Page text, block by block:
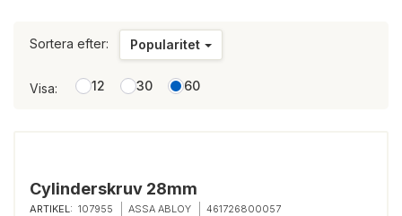
Sortera efter: Popularitet
Visa: 12 30 60
Cylinderskruv 28mm
ARTIKEL: 107955 ASSA ABLOY 461726800057